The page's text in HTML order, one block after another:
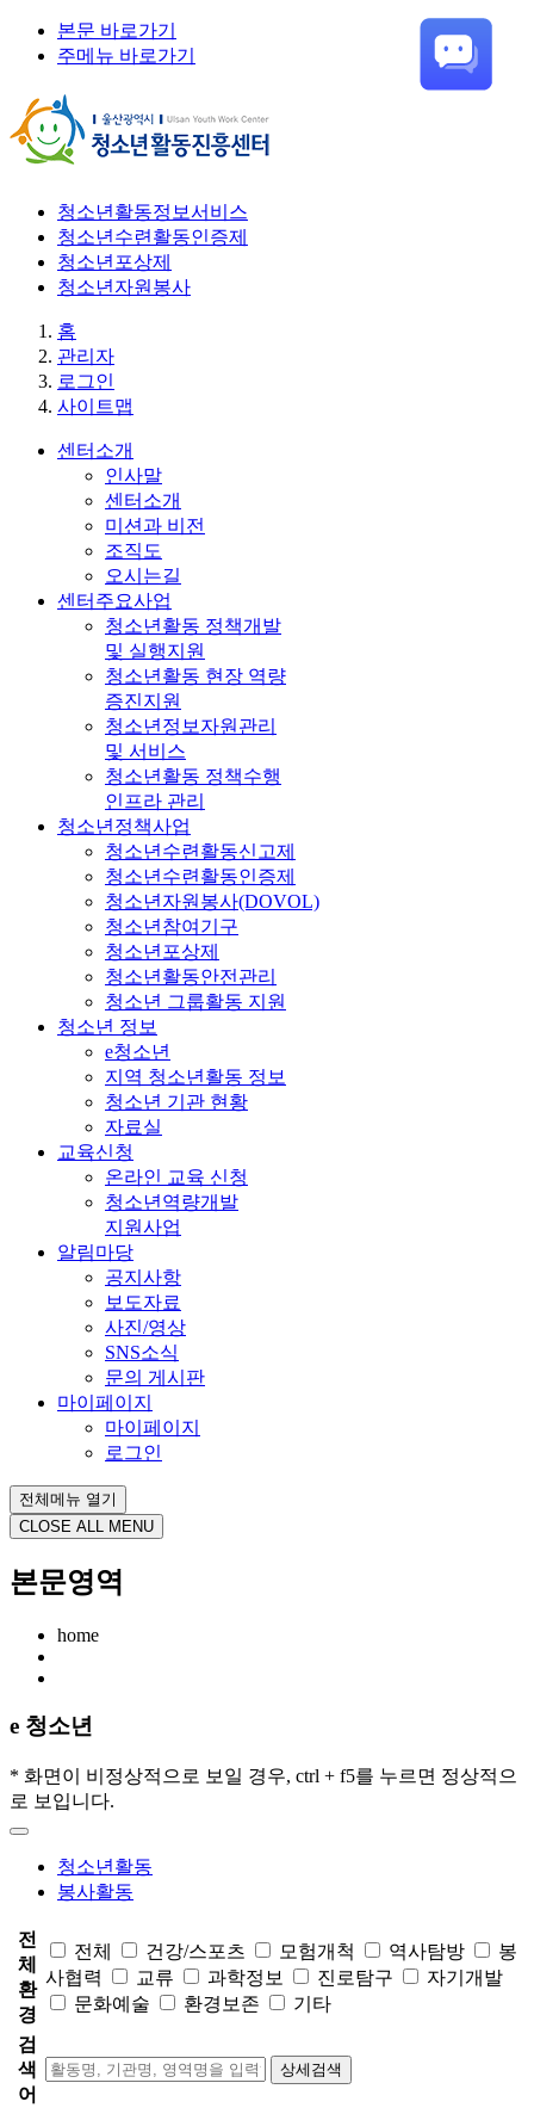
본문 바로가기
주메뉴 바로가기
청소년활동정보서비스
청소년수련활동인증제
청소년포상제
청소년자원봉사
홈
관리자
로그인
사이트맵
센터소개
인사말
센터소개
미션과 비전
조직도
오시는길
센터주요사업
청소년활동 정책개발
및 실행지원
청소년활동 현장 역량
증진지원
청소년정보자원관리
및 서비스
청소년활동 정책수행
인프라 관리
청소년정책사업
청소년수련활동신고제
청소년수련활동인증제
청소년자원봉사(DOVOL)
청소년참여기구
청소년포상제
청소년활동안전관리
청소년 그룹활동 지원
청소년 정보
e청소년
지역 청소년활동 정보
청소년 기관 현황
자료실
교육신청
온라인 교육 신청
청소년역량개발
지원사업
알림마당
공지사항
보도자료
사진/영상
SNS소식
문의 게시판
마이페이지
마이페이지
로그인
전체메뉴 열기
CLOSE ALL MENU
본문영역
home
e 청소년
* 화면이 비정상적으로 보일 경우, ctrl + f5를 누르면 정상적으
로 보입니다.
청소년활동
봉사활동
전
체
환
경
전체 건강/스포츠 모험개척 역사탐방
봉
사협력
교류 과학정보 진로탐구
자기개발
문화예술
환경보존
기타
검
색
어
상세검색